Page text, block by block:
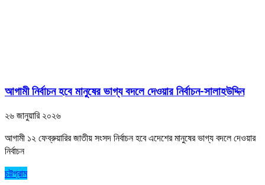
আগামী নির্বাচন হবে মানুষের ভাগ্য বদলে দেওয়ার নির্বাচন-সালাহউদ্দিন
২৬ জানুয়ারি ২০২৬
আগামী ১২ ফেব্রুয়ারির জাতীয় সংসদ নির্বাচন হবে এদেশের মানুষের ভাগ্য বদলে দেওয়ার
নির্বাচন
চট্টগ্রাম